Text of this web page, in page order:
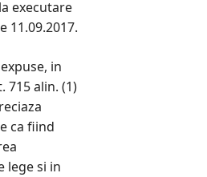
executare
11.09.2017.
in
715 alin. (1)
ca fiind
lege si in